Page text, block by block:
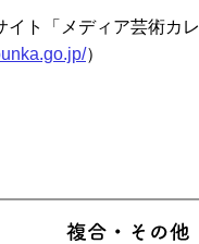
イト「メディア芸術カレ
）